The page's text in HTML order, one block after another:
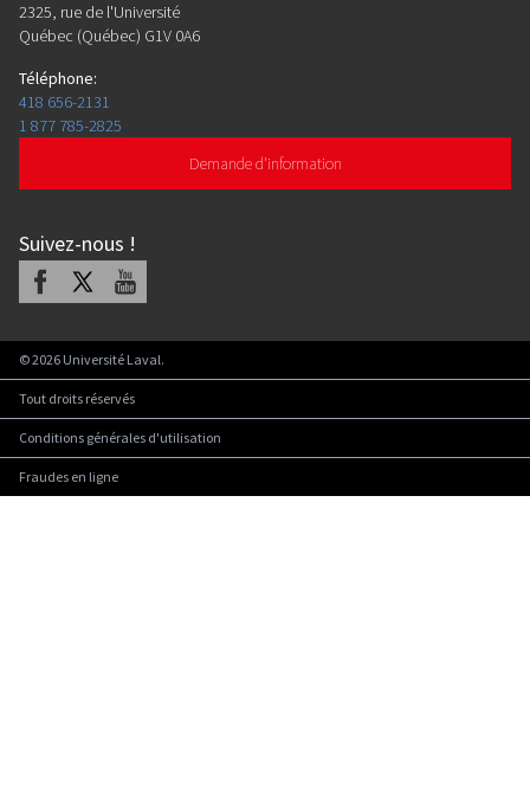
2325, rue de l'Université
Québec (Québec) G1V 0A6
Téléphone:
418 656-2131
1 877 785-2825
Demande d'information
Suivez-nous !
Facebook Youtube
©2026 Université Laval.
Tout droits réservés
Conditions générales d'utilisation
Fraudes en ligne